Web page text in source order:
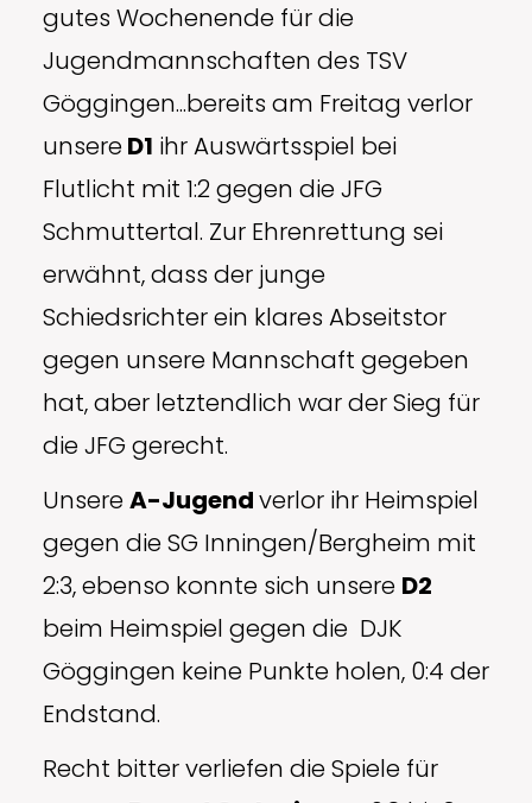
gutes Wochenende für die
Jugendmannschaften des TSV
Göggingen...bereits am Freitag verlor
unsereD1 ihr Auswärtsspiel bei
Flutlicht mit 1:2 gegen die JFG
Schmuttertal. Zur Ehrenrettung sei
erwähnt, dass der junge
Schiedsrichter ein klares Abseitstor
gegen unsere Mannschaft gegeben
hat, aber letztendlich war der Sieg für
die JFG gerecht.
UnsereA-Jugendverlor ihr Heimspiel
gegen die SG Inningen/Bergheim mit
2:3, ebenso konnte sich unsere D2
beim Heimspiel gegen die DJK
Göggingen keine Punkte holen, 0:4 der
Endstand.
Recht bitter verliefen die Spiele für